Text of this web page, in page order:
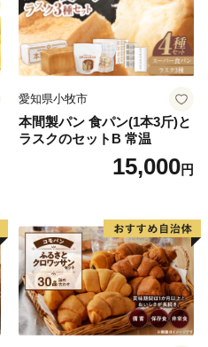
愛知県小牧市
本間製パン 食パン(1本3斤)と
ラスクのセットB 常温
15,000円